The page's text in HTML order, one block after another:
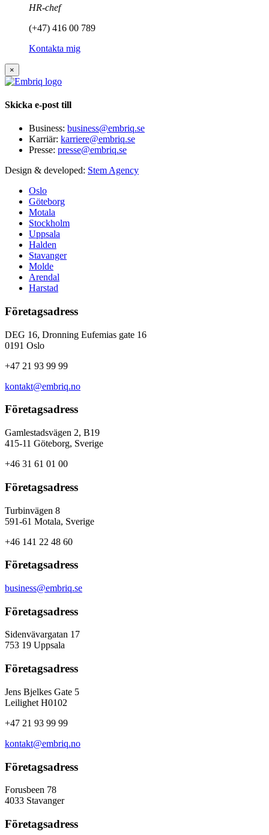
HR-chef
(+47) 416 00 789
Kontakta mig
×
Skicka e-post till
Business: business@embriq.se
Karriär: karriere@embriq.se
Presse: presse@embriq.se
Design & developed: Stem Agency
Oslo
Göteborg
Motala
Stockholm
Uppsala
Halden
Stavanger
Molde
Arendal
Harstad
Företagsadress
DEG 16, Dronning Eufemias gate 16
0191 Oslo
+47 21 93 99 99
kontakt@embriq.no
Företagsadress
Gamlestadsvägen 2, B19
415-11 Göteborg, Sverige
+46 31 61 01 00
Företagsadress
Turbinvägen 8
591-61 Motala, Sverige
+46 141 22 48 60
Företagsadress
business@embriq.se
Företagsadress
Sidenvävargatan 17
753 19 Uppsala
Företagsadress
Jens Bjelkes Gate 5
Leilighet H0102
+47 21 93 99 99
kontakt@embriq.no
Företagsadress
Forusbeen 78
4033 Stavanger
Företagsadress